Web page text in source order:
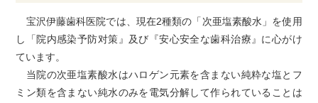
宝沢伊藤歯科医院では、現在2種類の「次亜塩素酸水」を使用
し「院内感染予防对策』及び『安心安全な歯科治療』に心がけ
ています。
当院の次亜塩素酸水はハロゲン元素を含まない純粋な塩とフ
ミン類を含まない純水のみを電気分解して作られていることは